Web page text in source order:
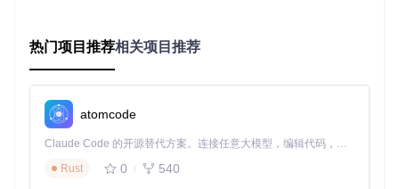
return
关联起来
// 注册全局快捷键及其处理函数
err := globalshortcut.Register(keys, func() {
    saveCurrentProject()
热门项目推荐相关项目推荐
atomcode
Claude Code 的开源替代方案。连接任意大模型，编辑代码，运行命令，自动验证 — 全自动执行。用 Rust 构建，极致性能。 ｜ An open-source alternative to Claude Code. Connect any LLM, edit code, run commands, and verify changes — autonomously. Built in Rust for speed. Get Started
Rust
0 540